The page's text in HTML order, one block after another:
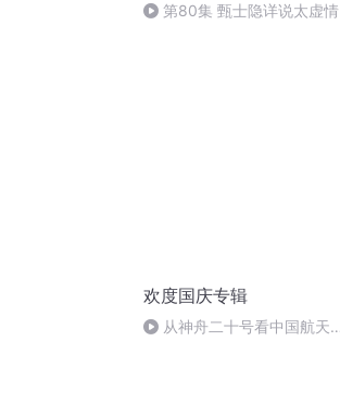
第80集 甄士隐详说太虚情
欢度国庆专辑
从神舟二十号看中国航天